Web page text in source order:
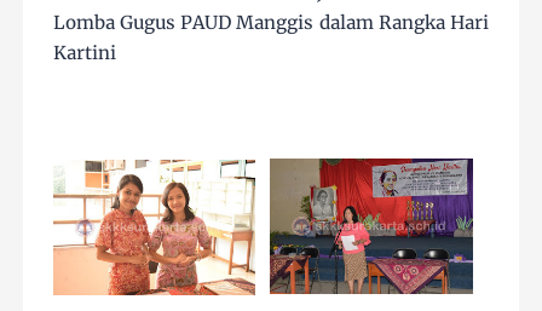
Lomba Gugus PAUD Manggis dalam Rangka Hari
Kartini